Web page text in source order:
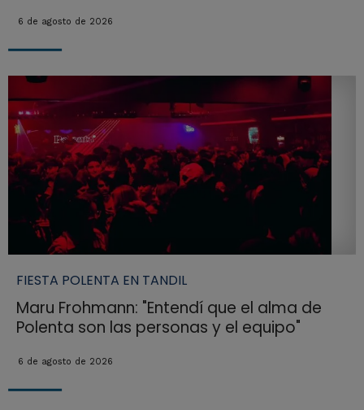
6 de agosto de 2026
FIESTA POLENTA EN TANDIL
Maru Frohmann: "Entendí que el alma de
Polenta son las personas y el equipo"
6 de agosto de 2026